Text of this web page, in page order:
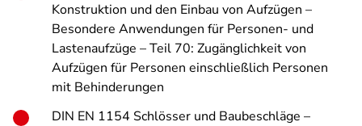
Konstruktion und den Einbau von Aufzügen –
Besondere Anwendungen für Personen- und
Lastenaufzüge – Teil 70: Zugänglichkeit von
Aufzügen für Personen einschließlich Personen
mit Behinderungen
DIN EN 1154 Schlösser und Baubeschläge –